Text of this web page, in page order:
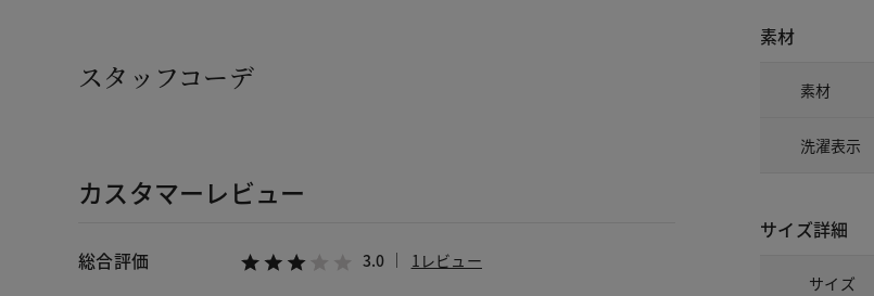
スタッフコーデ
カスタマーレビュー
総合評価 3.0 1レビュー
素材
素材
洗濯表示
サイズ詳細
サイズ